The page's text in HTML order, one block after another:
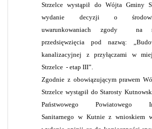
Strzelce wystąpił do Wójta Gminy
wydanie decyzji o
uwarunkowaniach zgody
na
przedsięwzięcia pod nazwą:
kanalizacyjnej z przyłączami w
Strzelce - etap III”.
Zgodnie z obowiązującym prawem
Strzelce wystąpił do Starosty
Państwowego Powiatowego
Sanitarnego w Kutnie z wnioskiem